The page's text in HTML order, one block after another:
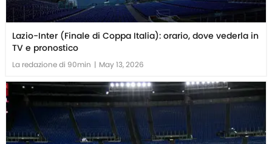
Lazio-Inter (Finale di Coppa Italia): orario, dove vederla in
TV e pronostico
La redazione di 90min | May 13, 2026